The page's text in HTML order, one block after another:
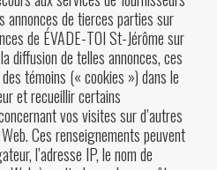
annonces de tierces parties sur
de ÉVADE-TOI St-Jérôme sur
diffusion de telles annonces, ces
témoins (« cookies ») dans le
et recueillir certains
vos visites sur d’autres
Ces renseignements peuvent
l’adresse IP, le nom de